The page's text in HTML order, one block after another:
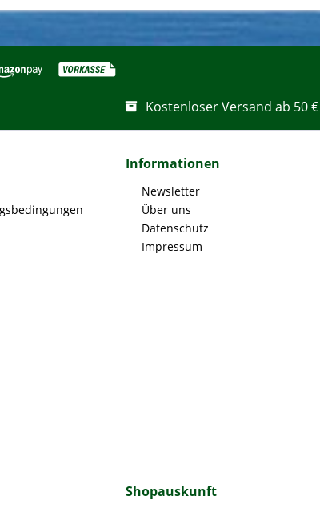
Kostenloser Versand ab 50 €
Informationen
Newsletter
Über uns
Datenschutz
Impressum
Shopauskunft